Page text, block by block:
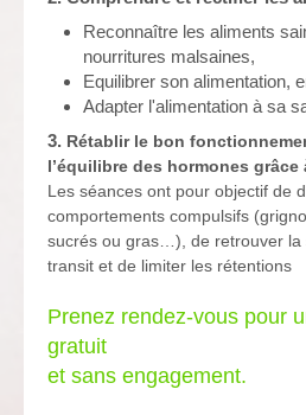
Reconnaître les aliments
nourritures malsaines,
Equilibrer son alimentation,
Adapter l'alimentation à sa
3. Rétablir le bon
l’équilibre des hormones
Les séances ont pour objectif de
comportements compulsifs
sucrés ou gras…), de retrouver la
transit et de limiter les rétentions
Prenez rendez-vous pour
gratuit
et sans engagement.